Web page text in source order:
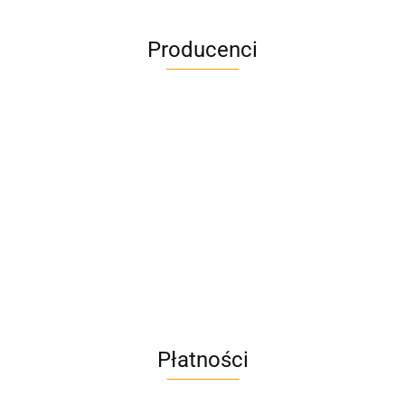
Producenci
AC EasyLine
Płatności